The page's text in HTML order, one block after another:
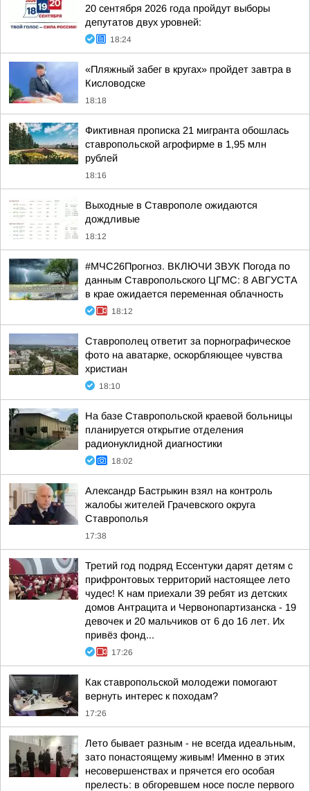
20 сентября 2026 года пройдут выборы
депутатов двух уровней:
18:24
«Пляжный забег в кругах» пройдет завтра в
Кисловодске
18:18
Фиктивная прописка 21 мигранта обошлась
ставропольской агрофирме в 1,95 млн
рублей
18:16
Выходные в Ставрополе ожидаются
дождливые
18:12
#МЧС26Прогноз. ВКЛЮЧИ ЗВУК Погода по
данным Ставропольского ЦГМС: 8 АВГУСТА
в крае ожидается переменная облачность
18:12
Ставрополец ответит за порнографическое
фото на аватарке, оскорбляющее чувства
христиан
18:10
На базе Ставропольской краевой больницы
планируется открытие отделения
радионуклидной диагностики
18:02
Александр Бастрыкин взял на контроль
жалобы жителей Грачевского округа
Ставрополья
17:38
Третий год подряд Ессентуки дарят детям с
прифронтовых территорий настоящее лето
чудес! К нам приехали 39 ребят из детских
домов Антрацита и Червонопартизанска - 19
девочек и 20 мальчиков от 6 до 16 лет. Их
привёз фонд...
17:26
Как ставропольской молодежи помогают
вернуть интерес к походам?
17:26
Лето бывает разным - не всегда идеальным,
зато понастоящему живым! Именно в этих
несовершенствах и прячется его особая
прелесть: в обгоревшем носе после первого